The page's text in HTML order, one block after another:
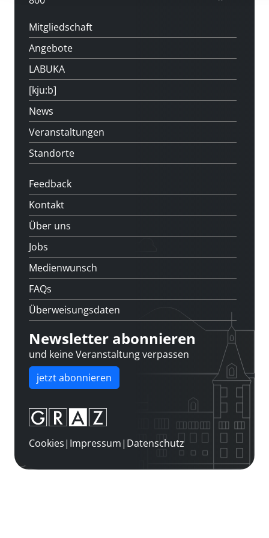
Mitgliedschaft
Angebote
LABUKA
[kju:b]
News
Veranstaltungen
Standorte
Feedback
Kontakt
Über uns
Jobs
Medienwunsch
FAQs
Überweisungsdaten
Newsletter abonnieren
und keine Veranstaltung verpassen
jetzt abonnieren
Cookies| Impressum| Datenschutz